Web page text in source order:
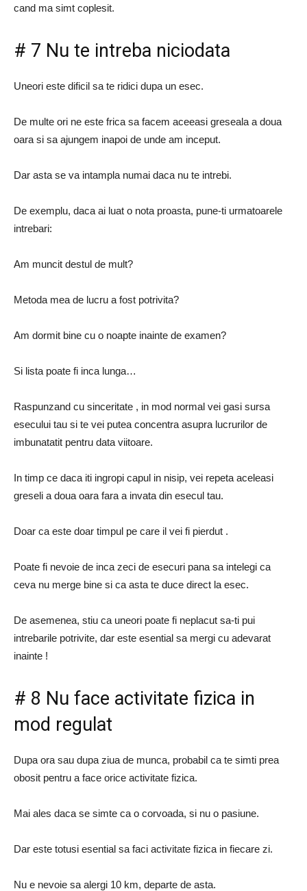
cand ma simt coplesit.
# 7 Nu te intreba niciodata
Uneori este dificil sa te ridici dupa un esec.
De multe ori ne este frica sa facem aceeasi greseala a doua
oara si sa ajungem inapoi de unde am inceput.
Dar asta se va intampla numai daca nu te intrebi.
De exemplu, daca ai luat o nota proasta, pune-ti urmatoarele
intrebari:
Am muncit destul de mult?
Metoda mea de lucru a fost potrivita?
Am dormit bine cu o noapte inainte de examen?
Si lista poate fi inca lunga…
Raspunzand cu sinceritate , in mod normal vei gasi sursa
esecului tau si te vei putea concentra asupra lucrurilor de
imbunatatit pentru data viitoare.
In timp ce daca iti ingropi capul in nisip, vei repeta aceleasi
greseli a doua oara fara a invata din esecul tau.
Doar ca este doar timpul pe care il vei fi pierdut .
Poate fi nevoie de inca zeci de esecuri pana sa intelegi ca
ceva nu merge bine si ca asta te duce direct la esec.
De asemenea, stiu ca uneori poate fi neplacut sa-ti pui
intrebarile potrivite, dar este esential sa mergi cu adevarat
inainte !
# 8 Nu face activitate fizica in
mod regulat
Dupa ora sau dupa ziua de munca, probabil ca te simti prea
obosit pentru a face orice activitate fizica.
Mai ales daca se simte ca o corvoada, si nu o pasiune.
Dar este totusi esential sa faci activitate fizica in fiecare zi.
Nu e nevoie sa alergi 10 km, departe de asta.